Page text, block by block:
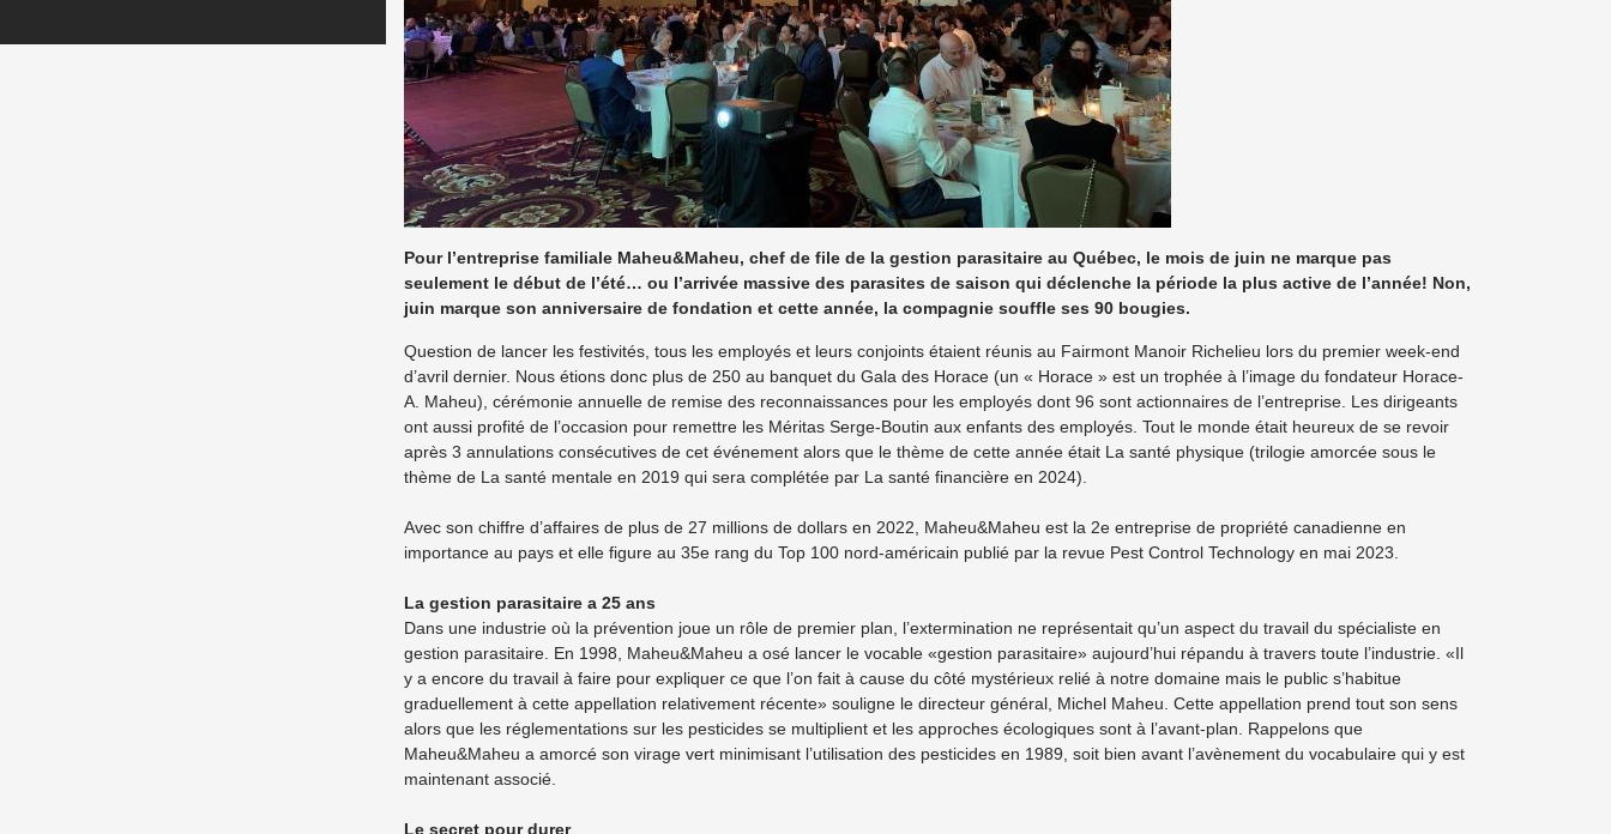
Pour l’entreprise familiale Maheu&Maheu, chef de file de la gestion parasitaire au Québec, le mois de juin ne marque pas
seulement le début de l’été… ou l’arrivée massive des parasites de saison qui déclenche la période la plus active de l’année! Non,
juin marque son anniversaire de fondation et cette année, la compagnie souffle ses 90 bougies.
Question de lancer les festivités, tous les employés et leurs conjoints étaient réunis au Fairmont Manoir Richelieu lors du premier week-end
d’avril dernier. Nous étions donc plus de 250 au banquet du Gala des Horace (un « Horace » est un trophée à l’image du fondateur Horace-
A. Maheu), cérémonie annuelle de remise des reconnaissances pour les employés dont 96 sont actionnaires de l’entreprise. Les dirigeants
ont aussi profité de l’occasion pour remettre les Méritas Serge-Boutin aux enfants des employés. Tout le monde était heureux de se revoir
après 3 annulations consécutives de cet événement alors que le thème de cette année était La santé physique (trilogie amorcée sous le
thème de La santé mentale en 2019 qui sera complétée par La santé financière en 2024).
Avec son chiffre d’affaires de plus de 27 millions de dollars en 2022, Maheu&Maheu est la 2e entreprise de propriété canadienne en
importance au pays et elle figure au 35e rang du Top 100 nord-américain publié par la revue Pest Control Technology en mai 2023.
La gestion parasitaire a 25 ans
Dans une industrie où la prévention joue un rôle de premier plan, l’extermination ne représentait qu’un aspect du travail du spécialiste en
gestion parasitaire. En 1998, Maheu&Maheu a osé lancer le vocable «gestion parasitaire» aujourd’hui répandu à travers toute l’industrie. «Il
y a encore du travail à faire pour expliquer ce que l’on fait à cause du côté mystérieux relié à notre domaine mais le public s’habitue
graduellement à cette appellation relativement récente» souligne le directeur général, Michel Maheu. Cette appellation prend tout son sens
alors que les réglementations sur les pesticides se multiplient et les approches écologiques sont à l’avant-plan. Rappelons que
Maheu&Maheu a amorcé son virage vert minimisant l’utilisation des pesticides en 1989, soit bien avant l’avènement du vocabulaire qui y est
maintenant associé.
Le secret pour durer